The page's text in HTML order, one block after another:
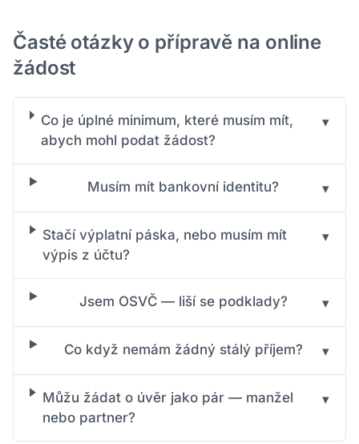
Časté otázky o přípravě na online
žádost
Co je úplné minimum, které musím mít,
abych mohl podat žádost?
▾
Musím mít bankovní identitu? ▾
Stačí výplatní páska, nebo musím mít
výpis z účtu?
▾
Jsem OSVČ — liší se podklady? ▾
Co když nemám žádný stálý příjem? ▾
Můžu žádat o úvěr jako pár — manžel
nebo partner?
▾